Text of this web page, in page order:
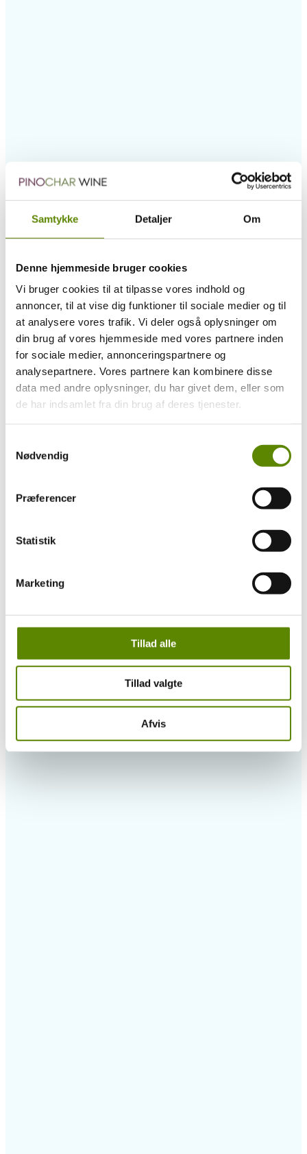
Samtykke Detaljer Om
Denne hjemmeside bruger cookies
Vi bruger cookies til at tilpasse vores indhold og
annoncer, til at vise dig funktioner til sociale medier og til
at analysere vores trafik. Vi deler også oplysninger om
din brug af vores hjemmeside med vores partnere inden
for sociale medier, annonceringspartnere og
analysepartnere. Vores partnere kan kombinere disse
data med andre oplysninger, du har givet dem, eller som
de har indsamlet fra din brug af deres tjenester.
Nødvendig
Præferencer
Statistik
Marketing
Tillad alle
Tillad valgte
Afvis